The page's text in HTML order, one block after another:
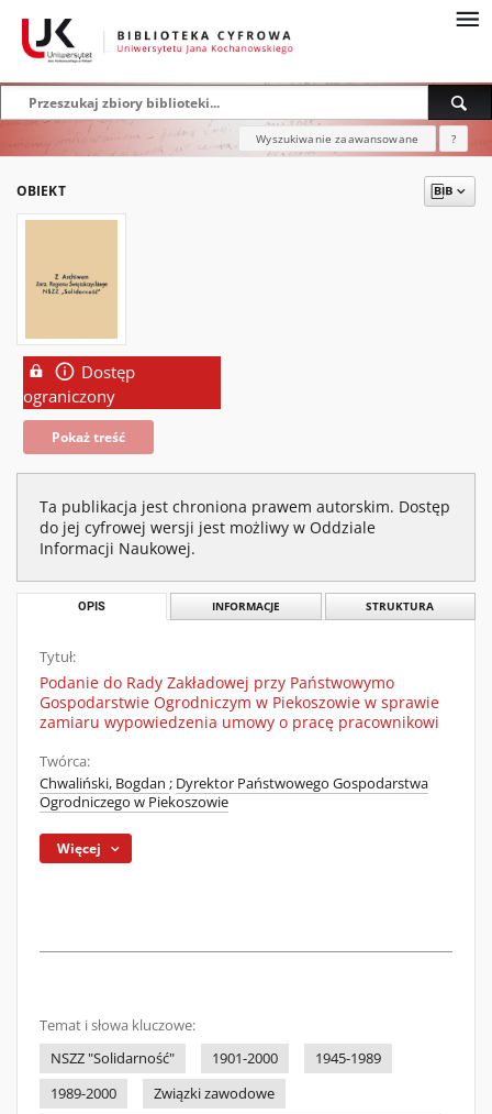
Wyszukiwanie zaawansowane ?
OBIEKT
Dostęp
ograniczony
Pokaż treść
Ta publikacja jest chroniona prawem autorskim. Dostęp
do jej cyfrowej wersji jest możliwy w Oddziale
Informacji Naukowej.
OPIS INFORMACJE STRUKTURA
Tytuł:
Podanie do Rady Zakładowej przy Państwowymo
Gospodarstwie Ogrodniczym w Piekoszowie w sprawie
zamiaru wypowiedzenia umowy o pracę pracownikowi
Twórca:
Chwaliński, Bogdan ; Dyrektor Państwowego Gospodarstwa
Ogrodniczego w Piekoszowie
Więcej
Temat i słowa kluczowe:
NSZZ "Solidarność"
1901-2000
1945-1989
1989-2000
Związki zawodowe